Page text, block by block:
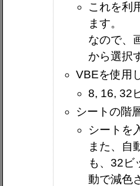
これを利
ます。
なので、
から選択
VBEを使用
8, 16, 32
シートの階
シートを
また、自
も、32ビ
動で減色